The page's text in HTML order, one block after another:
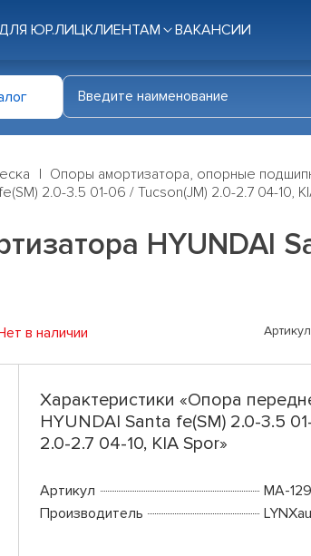
ЮР.ЛИЦКЛИЕНТАМ ВАКАНСИИ
Опоры амортизатора, опорные
2.0-3.5 01-06 / Tucson(JM) 2.0-2.7 04-10,
HYUNDAI
в наличии
Характеристики «Опора
HYUNDAI Santa fe(SM) 2.0-3.5
2.0-2.7 04-10, KIA Spor»
Артикул
MA-
Производитель